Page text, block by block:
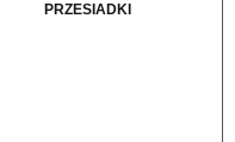
PRZESIADKI